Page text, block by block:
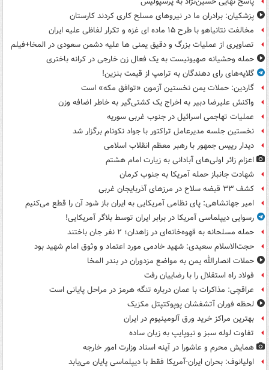
پزشکیان: برادران ما در نیروهای مسلح کاری کردند کارستان
مخالفت نتانیاهو با طرح ۱۵ ماده ای غزه و تکرار لفاظی علیه ایران
تصاویری از عملیات بزرگ و دقیق یمنی ها علیه دشمن سعودی در المخا+فیلم
حمله وحشیانه صهیونیست به یک فعال زن خارجی در کرانه باختری
گلایه‌های رای دهندگان به ترامپ از قیمت بنزین!
گاردین: حملات یمن نخستین آزمون «توافق مکه» است
واکنش علیرضا دبیر به اخراج یک کشتی‌گیر به خاطر اضافه وزن
عملیات تهاجمی اسرائیل در جنوب غربی سوریه
نخستین جلسه مدیرعامل تراکتور با جواد نکونام برگزار شد
دیدار رییس جمهور با رهبر معظم انقلاب اسلامی
اعزام زائر اولی‌های آبادانی به زیارت امام هشتم
شهادت جانباز حمله آمریکا به جنوب کرمان
کشف ۳۳ قبضه سلاح در مرزهای آذربایجان غربی
امیر جهانشاهی: پای نظامی آمریکایی به ایران باز شود آن را قطع می‌کنیم
رسوایی دیپلماسی آمریکا در برابر ایران توسط بلاگر آمریکایی!
حمله مسلحانه به قهوه‌خانه‌ای در زاهدان؛ ۲ نفر جان باختند
حجت‌الاسلام سعیدی: شهید خادمی مورد اعتماد و وثوق امام شهید بود
حملات انصارالله یمن به مواضع مزدوران در بندر المخا
فولاد راه استقلال را با رضاییان رفت
عراقچی: مذاکرات با عمان درباره تنگه هرمز در مراحل پایانی است
لحظه فوران آتشفشان پوپوکتپتل مکزیک
بهترین مراکز خرید ورق آلومینیوم در ایران
تفاوت لوله سبز و نیوپایپ به زبان ساده
همایش محرم و عاشورا در آینه اسناد وزارت امور خارجه
اولیانوف: بحران ایران-آمریکا فقط با دیپلماسی پایان می‌یابد